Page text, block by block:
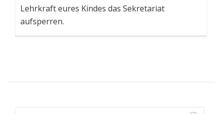
Lehrkraft eures Kindes das Sekretariat
aufsperren.